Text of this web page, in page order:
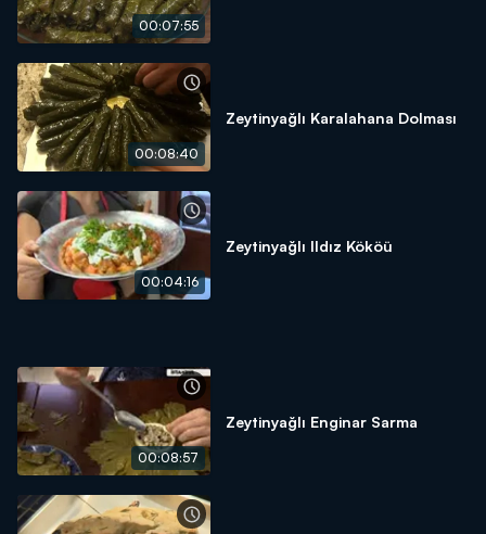
00:07:55
00:08:40
Zeytinyağlı Karalahana Dolması
00:04:16
Zeytinyağlı Ildız Kököü
00:08:57
Zeytinyağlı Enginar Sarma